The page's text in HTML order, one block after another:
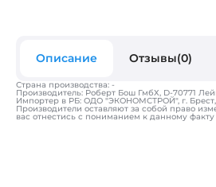
Описание Отзывы(0)
Страна производства: -
Производитель: Роберт Бош ГмбХ, D-70771
Импортер в РБ: ОДО "ЭКОНОМСТРОЙ", г. Брест,
Производители оставляют за собой право
вас отнестись с пониманием к данному